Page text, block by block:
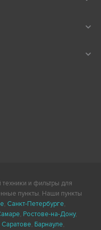
и фильтры для
пункты. Наши пункты
, Санкт-Петербурге,
, Ростове-на-Дону,
Саратове, Барнауле,